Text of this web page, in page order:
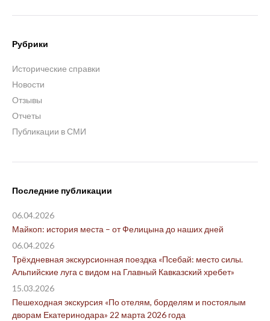
Рубрики
Исторические справки
Новости
Отзывы
Отчеты
Публикации в СМИ
Последние публикации
Майкоп: история места – от Фелицына до наших дней
06.04.2026
Трёхдневная экскурсионная поездка «Псебай: место силы.
Альпийские луга с видом на Главный Кавказский хребет»
06.04.2026
Пешеходная экскурсия «По отелям, борделям и постоялым
дворам Екатеринодара» 22 марта 2026 года
15.03.2026